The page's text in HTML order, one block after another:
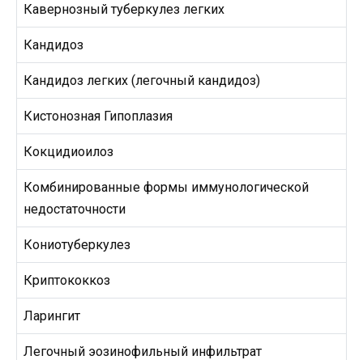
Кавернозный туберкулез легких
Кандидоз
Кандидоз легких (легочный кандидоз)
Кистонозная Гипоплазия
Кокцидиоилоз
Комбинированные формы иммунологической
недостаточности
Кониотуберкулез
Криптококкоз
Ларингит
Легочный эозинофильный инфильтрат